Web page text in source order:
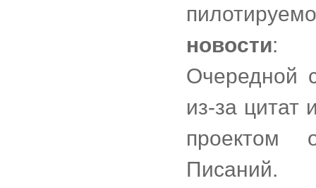
новости:
Очередной
из-за цитат
проектом
Писаний.